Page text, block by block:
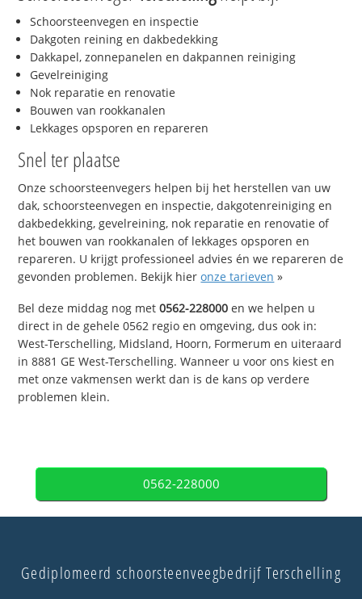
Schoorsteenvegen en inspectie
Dakgoten reining en dakbedekking
Dakkapel, zonnepanelen en dakpannen reiniging
Gevelreiniging
Nok reparatie en renovatie
Bouwen van rookkanalen
Lekkages opsporen en repareren
Snel ter plaatse
Onze schoorsteenvegers helpen bij het herstellen van uw
dak, schoorsteenvegen en inspectie, dakgotenreiniging en
dakbedekking, gevelreining, nok reparatie en renovatie of
het bouwen van rookkanalen of lekkages opsporen en
repareren. U krijgt professioneel advies én we repareren de
gevonden problemen. Bekijk hieronze tarieven »
Bel deze middag nog met0562-228000 en we helpen u
direct in de gehele 0562 regio en omgeving, dus ook in:
West-Terschelling, Midsland, Hoorn, Formerum en uiteraard
in 8881 GE West-Terschelling. Wanneer u voor ons kiest en
met onze vakmensen werkt dan is de kans op verdere
problemen klein.
0562-228000
Gediplomeerd schoorsteenveegbedrijf Terschelling